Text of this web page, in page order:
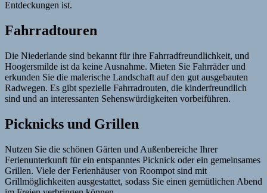
Entdeckungen ist.
Fahrradtouren
Die Niederlande sind bekannt für ihre Fahrradfreundlichkeit, und
Hoogersmilde ist da keine Ausnahme. Mieten Sie Fahrräder und
erkunden Sie die malerische Landschaft auf den gut ausgebauten
Radwegen. Es gibt spezielle Fahrradrouten, die kinderfreundlich
sind und an interessanten Sehenswürdigkeiten vorbeiführen.
Picknicks und Grillen
Nutzen Sie die schönen Gärten und Außenbereiche Ihrer
Ferienunterkunft für ein entspanntes Picknick oder ein gemeinsames
Grillen. Viele der Ferienhäuser von Roompot sind mit
Grillmöglichkeiten ausgestattet, sodass Sie einen gemütlichen Abend